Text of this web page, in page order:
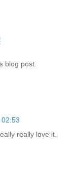
blog post.
really love it.